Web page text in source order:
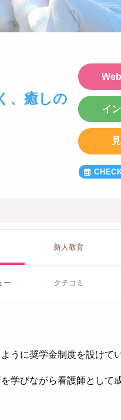
、癒しの
イ
新人教育
ー クチコミ
うに奨学金制度を設けてい
学びながら看護師として